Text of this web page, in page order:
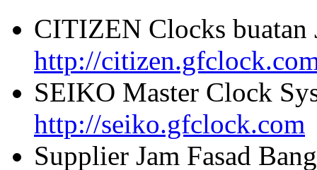
CITIZEN Clocks buatan
http://
SEIKO Master Clock
http://seiko.gfclock.com
Supplier Jam Fasad